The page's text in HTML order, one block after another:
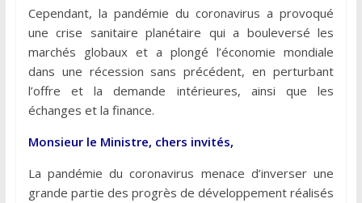
Cependant, la pandémie du coronavirus a provoqué
une crise sanitaire planétaire qui a bouleversé les
marchés globaux et a plongé l’économie mondiale
dans une récession sans précédent, en perturbant
l’offre et la demande intérieures, ainsi que les
échanges et la finance.
Monsieur le Ministre, chers invités,
La pandémie du coronavirus menace d’inverser une
grande partie des progrès de développement réalisés